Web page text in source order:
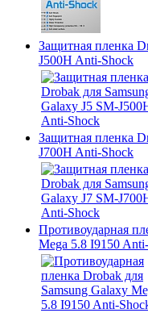
Защитная пленка
J500H Anti-Shock
Защитная пленка
J700H Anti-Shock
Противоударная
Mega 5.8 I9150